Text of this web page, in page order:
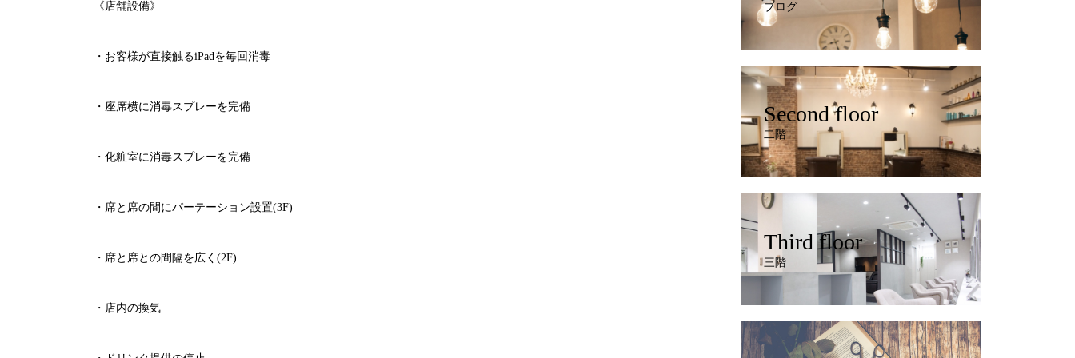
《店舗設備》
・お客様が直接触るiPadを毎回消毒
・座席横に消毒スプレーを完備
・化粧室に消毒スプレーを完備
・席と席の間にパーテーション設置(3F)
・席と席との間隔を広く (2F)
・店内の換気
ブログ
Second floor
二階
Third floor
三階